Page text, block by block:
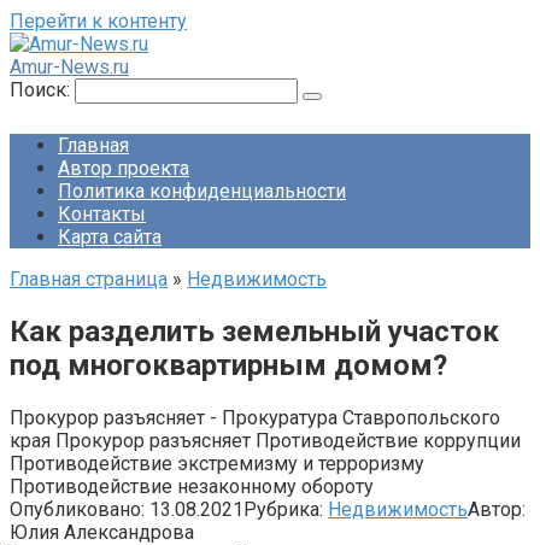
Перейти к контенту
Amur-News.ru
Поиск:
Главная
Автор проекта
Политика конфиденциальности
Контакты
Карта сайта
Главная страница » Недвижимость
Как разделить земельный участок
под многоквартирным домом?
Прокурор разъясняет - Прокуратура Ставропольского
края Прокурор разъясняет Противодействие коррупции
Противодействие экстремизму и терроризму
Противодействие незаконному обороту
Опубликовано: 13.08.2021Рубрика: НедвижимостьАвтор:
Юлия Александрова